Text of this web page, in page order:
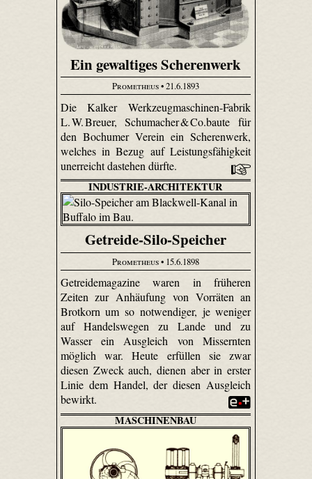
Ein gewaltiges Scherenwerk
Prometheus• 21.6.1893
Die Kalker Werkzeugmaschinen-Fabrik
L. W. Breuer, Schumacher & Co.baute für
den Bochumer Verein ein Scherenwerk,
welches in Bezug auf Leistungsfähigkeit
unerreicht dastehen dürfte.
INDUSTRIE-ARCHITEKTUR
Getreide-Silo-Speicher
Prometheus• 15.6.1898
Getreidemagazine waren in früheren
Zeiten zur Anhäufung von Vorräten an
Brotkorn um so notwendiger, je weniger
auf Handelswegen zu Lande und zu
Wasser ein Ausgleich von Missernten
möglich war. Heute erfüllen sie zwar
diesen Zweck auch, dienen aber in erster
Linie dem Handel, der diesen Ausgleich
bewirkt.
MASCHINENBAU